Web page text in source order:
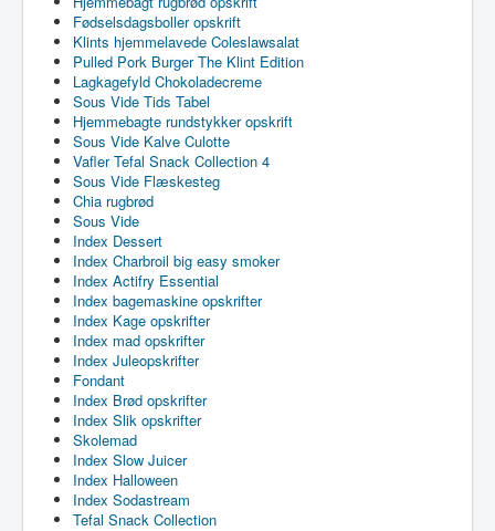
Fødselsdagsboller opskrift
Klints hjemmelavede Coleslawsalat
Pulled Pork Burger The Klint Edition
Lagkagefyld Chokoladecreme
Sous Vide Tids Tabel
Hjemmebagte rundstykker opskrift
Sous Vide Kalve Culotte
Vafler Tefal Snack Collection 4
Sous Vide Flæskesteg
Chia rugbrød
Sous Vide
Index Dessert
Index Charbroil big easy smoker
Index Actifry Essential
Index bagemaskine opskrifter
Index Kage opskrifter
Index mad opskrifter
Index Juleopskrifter
Fondant
Index Brød opskrifter
Index Slik opskrifter
Skolemad
Index Slow Juicer
Index Halloween
Index Sodastream
Tefal Snack Collection